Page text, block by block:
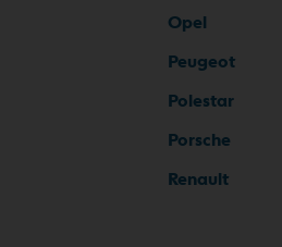
Opel
Peugeot
Polestar
Porsche
Renault